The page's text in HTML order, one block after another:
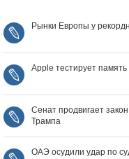
Рынки Европы у
Apple тестирует
Сенат продвигает
Трампа
ОАЭ осудили удар по